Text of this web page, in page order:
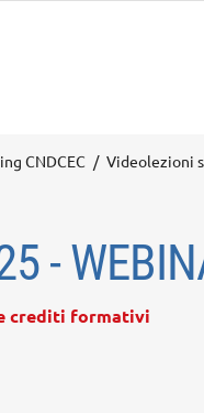
CNDCEC Videolezioni
-
crediti formativi